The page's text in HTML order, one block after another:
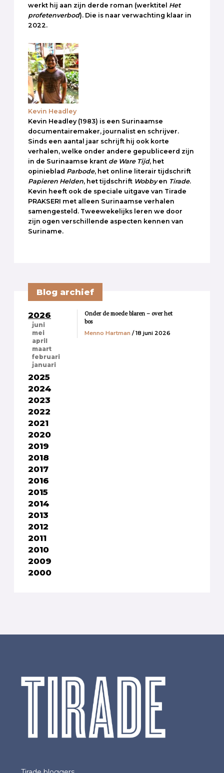
werkt hij aan zijn derde roman (werktitel Het
profetenverbod). Die is naar verwachting klaar in
2022.
Kevin Headley
Kevin Headley (1983) is een Surinaamse
documentairemaker, journalist en schrijver.
Sinds een aantal jaar schrijft hij ook korte
verhalen, welke onder andere gepubliceerd zijn
in de Surinaamse krant de Ware Tijd, het
opinieblad Parbode, het online literair tijdschrift
Papieren Helden, het tijdschrift Wobbyen Tirade.
Kevin heeft ook de speciale uitgave van Tirade
PRAKSERI met alleen Surinaamse verhalen
samengesteld. Tweewekelijks leren we door
zijn ogen verschillende aspecten kennen van
Suriname.
Blog archief
2026
juni
mei
april
maart
februari
januari
2025
2024
2023
2022
2021
2020
2019
2018
2017
2016
2015
2014
2013
2012
2011
2010
2009
2000
Onder de moede blaren – over het
bos
Menno Hartman / 18 juni 2026